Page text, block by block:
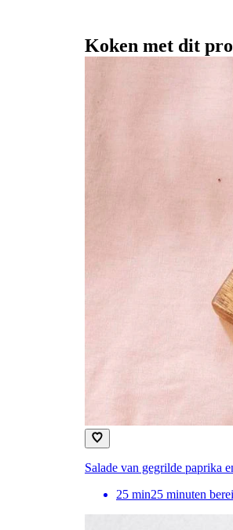
Koken met dit
Salade van gegrilde paprika
25 min25 minuten